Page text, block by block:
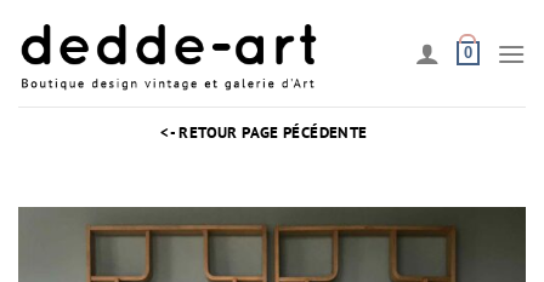
contenu
0
<- RETOUR PAGE PÉCÉDENTE